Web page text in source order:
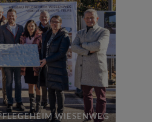
WIESENWEG